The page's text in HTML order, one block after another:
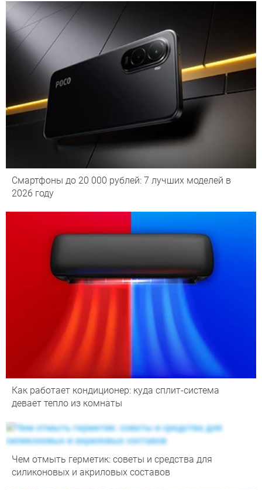
Смартфоны до 20 000 рублей: 7 лучших моделей в
2026 году
Как работает кондиционер: куда сплит-система
девает тепло из комнаты
Чем отмыть герметик: советы и средства для
силиконовых и акриловых составов